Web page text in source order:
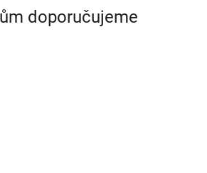
doporučujeme